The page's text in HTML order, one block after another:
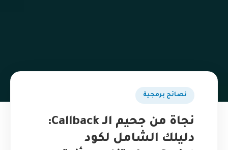
نصائح برمجية
نجاة من جحيم الـ Callback:
دليلك الشامل لكود